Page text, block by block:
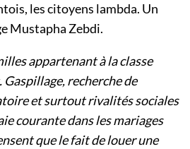
les citoyens lambda. Un
Mustapha Zebdi.
appartenant à la classe
recherche de
et surtout rivalités sociales
courante dans les mariages
que le fait de louer une